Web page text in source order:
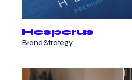
Hesperus
Brand Strategy